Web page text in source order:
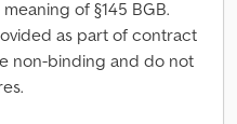
of §145 BGB.
as part of contract
non-binding and do not